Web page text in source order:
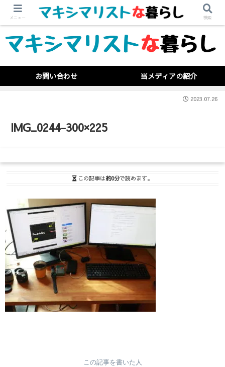
お問い合わせ 当メディアの紹介
IMG_0244-300×225
2023.07.26
この記事は約0分で読めます。
この記事を書いた人
メニュー 検索